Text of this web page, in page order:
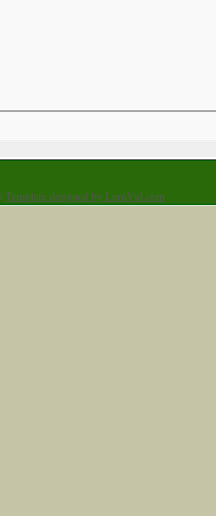
Template designed by LernVid.com